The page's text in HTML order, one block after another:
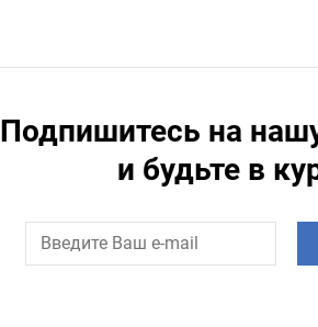
Подпишитесь на
и будьте в